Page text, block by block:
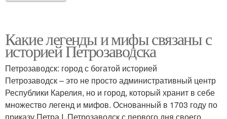
Какие легенды и мифы связаны с
историей Петрозаводска
Петрозаводск: город с богатой историей
Петрозаводск – это не просто административный центр
Республики Карелия, но и город, который хранит в себе
множество легенд и мифов. Основанный в 1703 году по